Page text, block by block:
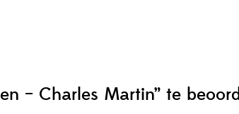
– Charles Martin” te